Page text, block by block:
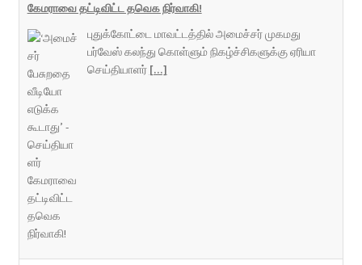
கேமராவை தட்டிவிட்ட தவெக நிர்வாகி!
புதுக்கோட்டை மாவட்டத்தில் அமைச்சர் முகமது
பர்வேஸ் கலந்து கொள்ளும் நிகழ்ச்சிகளுக்கு ஏரியா
செய்தியாளர் [...]